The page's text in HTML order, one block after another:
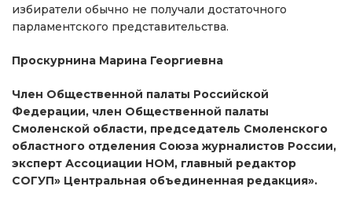
избиратели обычно не получали достаточного
парламентского представительства.
Проскурнина Марина Георгиевна
Член Общественной палаты Российской
Федерации, член Общественной палаты
Смоленской области, председатель Смоленского
областного отделения Союза журналистов России,
эксперт Ассоциации НОМ, главный редактор
СОГУП» Центральная объединенная редакция».